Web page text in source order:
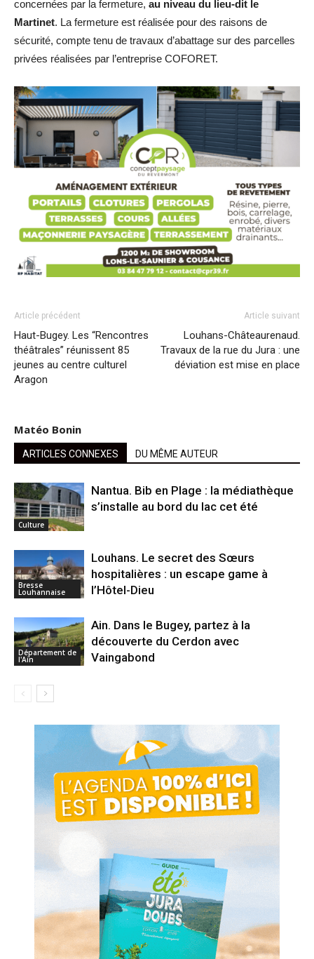
concernées par la fermeture, au niveau du lieu-dit le
Martinet. La fermeture est réalisée pour des raisons de
sécurité, compte tenu de travaux d’abattage sur des parcelles
privées réalisées par l’entreprise COFORET.
Article précédent
Haut-Bugey. Les “Rencontres
théâtrales” réunissent 85
jeunes au centre culturel
Aragon
Article suivant
Louhans-Châteaurenaud.
Travaux de la rue du Jura : une
déviation est mise en place
Matéo Bonin
ARTICLES CONNEXES DU MÊME AUTEUR
Culture
Nantua. Bib en Plage : la médiathèque
s’installe au bord du lac cet été
Bresse
Louhannaise
Louhans. Le secret des Sœurs
hospitalières : un escape game à
l’Hôtel-Dieu
Département de
l'Ain
Ain. Dans le Bugey, partez à la
découverte du Cerdon avec
Vaingabond